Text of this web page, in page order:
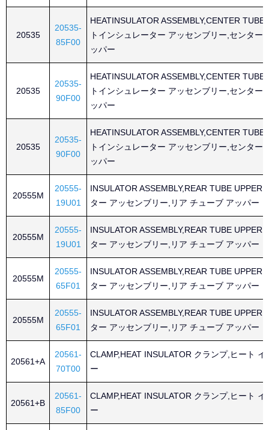
20535
20535-
85F00
HEATINSULATOR ASSEMBLY,CENTER TUBE
トインシュレーター アッセンブリー,センター
ッパー
20535
20535-
90F00
HEATINSULATOR ASSEMBLY,CENTER TUBE
トインシュレーター アッセンブリー,センター
ッパー
20535
20535-
90F00
HEATINSULATOR ASSEMBLY,CENTER TUBE
トインシュレーター アッセンブリー,センター
ッパー
20555M
20555-
19U01
INSULATOR ASSEMBLY,REAR TUBE UPPER
ター アッセンブリー,リア チューブ アッパー
20555M
20555-
19U01
INSULATOR ASSEMBLY,REAR TUBE UPPER
ター アッセンブリー,リア チューブ アッパー
20555M
20555-
65F01
INSULATOR ASSEMBLY,REAR TUBE UPPER
ター アッセンブリー,リア チューブ アッパー
20555M
20555-
65F01
INSULATOR ASSEMBLY,REAR TUBE UPPER
ター アッセンブリー,リア チューブ アッパー
20561+A
20561-
70T00
CLAMP,HEAT INSULATOR クランプ,ヒート
ー
20561+B
20561-
85F00
CLAMP,HEAT INSULATOR クランプ,ヒート
ー